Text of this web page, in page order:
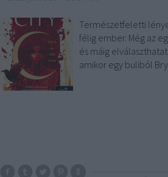
Természetfeletti
félig ember. Még az
és máig
amikor egy buliból